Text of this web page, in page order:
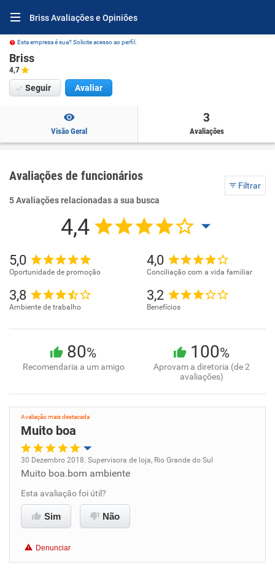
Briss Avaliações e Opiniões
Esta empresa é sua? Solicite acesso ao perfil.
Briss
4,7
Seguir Avaliar
Visão Geral
3
Avaliações
Avaliações de funcionários
Filtrar
5 Avaliações relacionadas a sua busca
4,4
5,0
Oportunidade de promoção
4,0
Conciliação com a vida familiar
3,8
Ambiente de trabalho
3,2
Benefícios
80%
Recomendaria a um amigo
100%
Aprovam a diretoria (de 2
avaliações)
Avaliação mais destacada
Muito boa
Oportunidade de promoção
Ambiente de trabalho
Benefícios
30 Dezembro 2018. Supervisora de loja, Rio Grande do Sul
Muito boa.bom ambiente
Esta avaliação foi útil?
Sim Não
Denunciar